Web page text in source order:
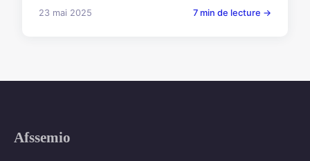
23 mai 2025 7 min de lecture →
Afssemio